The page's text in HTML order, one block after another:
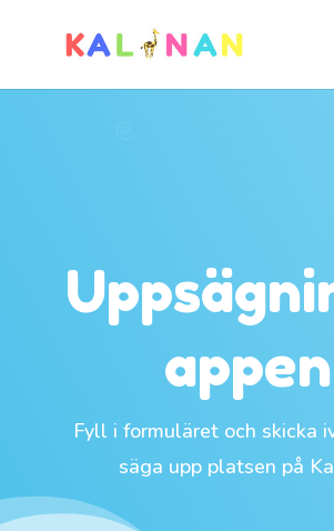
appen
Fyll i formuläret och skicka
säga upp platsen på